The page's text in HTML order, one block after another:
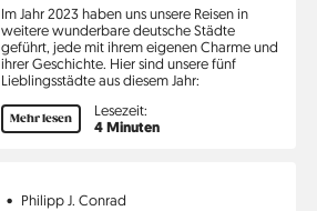
Im Jahr 2023 haben uns unsere Reisen in
weitere wunderbare deutsche Städte
geführt, jede mit ihrem eigenen Charme und
ihrer Geschichte. Hier sind unsere fünf
Lieblingsstädte aus diesem Jahr:
Mehr lesen Lesezeit:
4 Minuten
Philipp J. Conrad